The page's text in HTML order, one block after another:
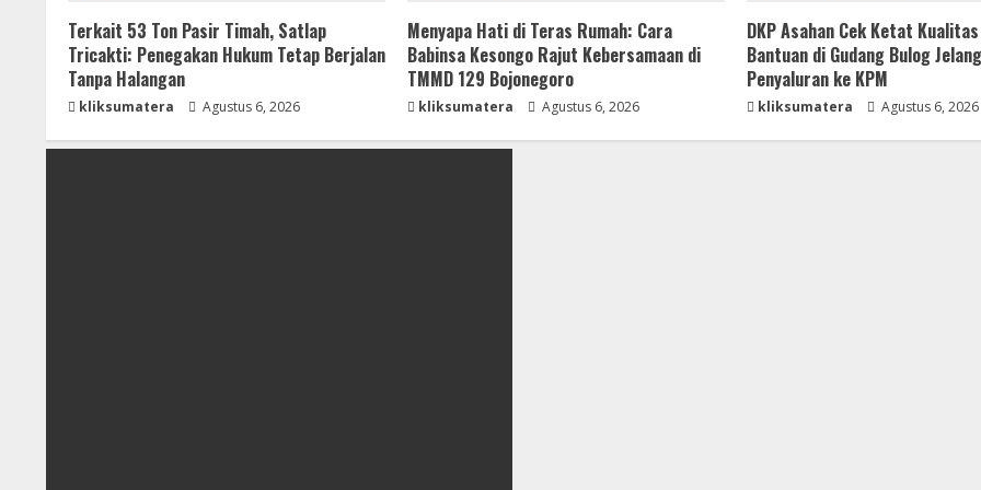
Terkait 53 Ton Pasir Timah, Satlap
Tricakti: Penegakan Hukum Tetap Berjalan
Tanpa Halangan
kliksumatera Agustus 6, 2026
Menyapa Hati di Teras Rumah: Cara
Babinsa Kesongo Rajut Kebersamaan di
TMMD 129 Bojonegoro
kliksumatera Agustus 6, 2026
DKP Asahan Cek Ketat
Bantuan di Gudang Bulog Jelang
Penyaluran ke KPM
kliksumatera Agustus 6, 2026